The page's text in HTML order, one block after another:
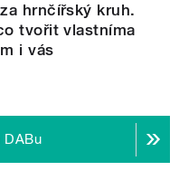
hrnčířský kruh.
tvořit vlastníma
i vás
DABu